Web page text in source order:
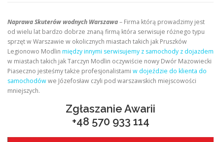
Naprawa Skuterów wodnych Warszawa– Firma którą prowadzimy jest
od wielu lat bardzo dobrze znaną firmą która serwisuje różnego typu
sprzęt w Warszawie w okolicznych miastach takich jak Pruszków
Legionowo Modlin między innymi serwisujemy z samochody z dojazdem
w miastach takich jak Tarczyn Modlin oczywiście nowy Dwór Mazowiecki
Piaseczno jesteśmy także profesjonalistami w dojeździe do klienta do
samochodówwe Józefosław czyli pod warszawskich miejscowości
mniejszych.
Zgłaszanie Awarii
+48 570 933 114